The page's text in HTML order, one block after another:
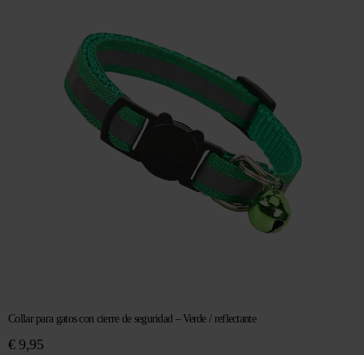
Collar para gatos con cierre de seguridad – Verde / reflectante
€9,95